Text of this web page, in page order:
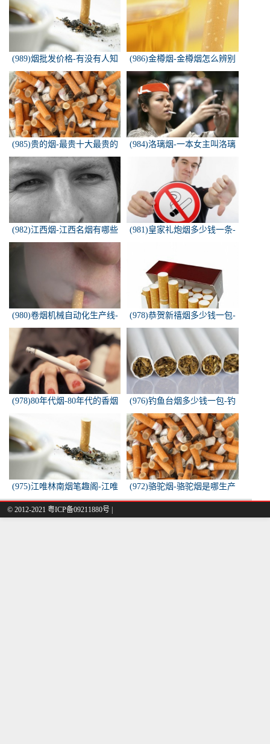
(989)烟批发价格-有没有人知
道，各种香烟批发价？
(986)金樽烟-金樽烟怎么辨别
真假
(985)贵的烟-最贵十大最贵的
香烟是什么
(984)洛璃烟-一本女主叫洛璃
烟的快穿小说，叫什么名字来
着？？？
(982)江西烟-江西名烟有哪些
(981)皇家礼炮烟多少钱一条-
(980)卷烟机械自动化生产线-
中国烟草机械集团
(978)恭贺新禧烟多少钱一包-
恭贺新禧香烟有细支的多少钱
一盒？
(978)80年代烟-80年代的香烟
(976)钓鱼台烟多少钱一包-钓
鱼台烟多少钱一包
(975)江唯林南烟笔趣阁-江唯
林南烟小说叫什么名字？
(972)骆驼烟-骆驼烟是哪生产
的
© 2012-2021 粤ICP备09211880号 |